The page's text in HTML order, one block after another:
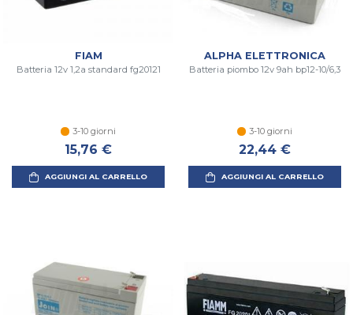
FIAM
Batteria 12v 1,2a standard fg20121
3-10 giorni
15,76 €
AGGIUNGI AL CARRELLO
ALPHA ELETTRONICA
Batteria piombo 12v 9ah bp12-10/6,3
3-10 giorni
22,44 €
AGGIUNGI AL CARRELLO